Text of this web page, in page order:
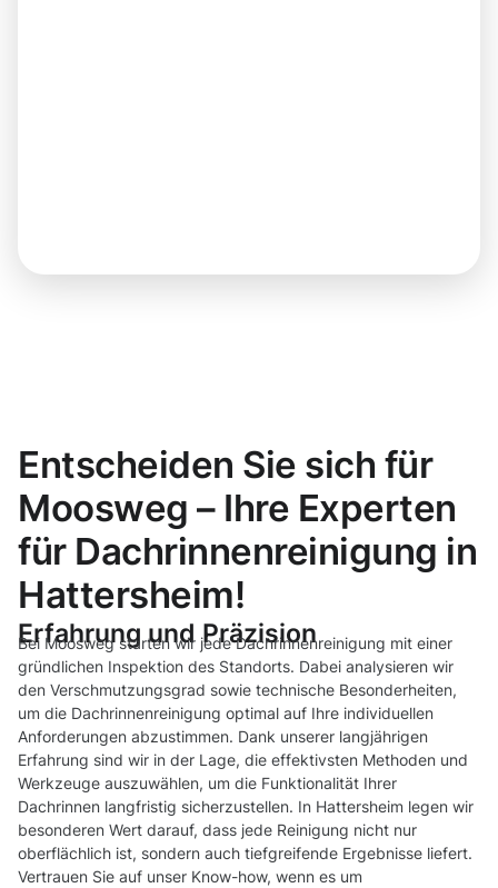
Entscheiden Sie sich für
Moosweg – Ihre Experten
für Dachrinnenreinigung in
Hattersheim!
Erfahrung und Präzision
Bei Moosweg starten wir jede Dachrinnenreinigung mit einer
gründlichen Inspektion des Standorts. Dabei analysieren wir
den Verschmutzungsgrad sowie technische Besonderheiten,
um die Dachrinnenreinigung optimal auf Ihre individuellen
Anforderungen abzustimmen. Dank unserer langjährigen
Erfahrung sind wir in der Lage, die effektivsten Methoden und
Werkzeuge auszuwählen, um die Funktionalität Ihrer
Dachrinnen langfristig sicherzustellen. In Hattersheim legen wir
besonderen Wert darauf, dass jede Reinigung nicht nur
oberflächlich ist, sondern auch tiefgreifende Ergebnisse liefert.
Vertrauen Sie auf unser Know-how, wenn es um